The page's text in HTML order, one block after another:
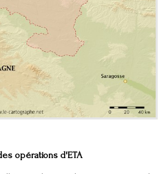
opérations d'ETA